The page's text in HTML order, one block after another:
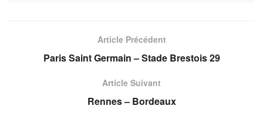
Article Précédent
Paris Saint Germain – Stade Brestois 29
Article Suivant
Rennes – Bordeaux